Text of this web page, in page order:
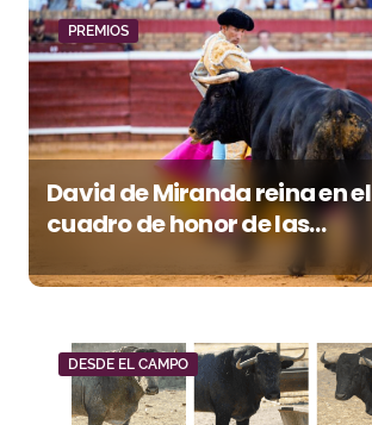
PREMIOS
David de Miranda reina en el
cuadro de honor de las
Colombinas 2026
DESDE EL CAMPO